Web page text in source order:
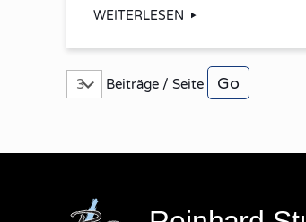
WEITERLESEN
Beiträge / Seite